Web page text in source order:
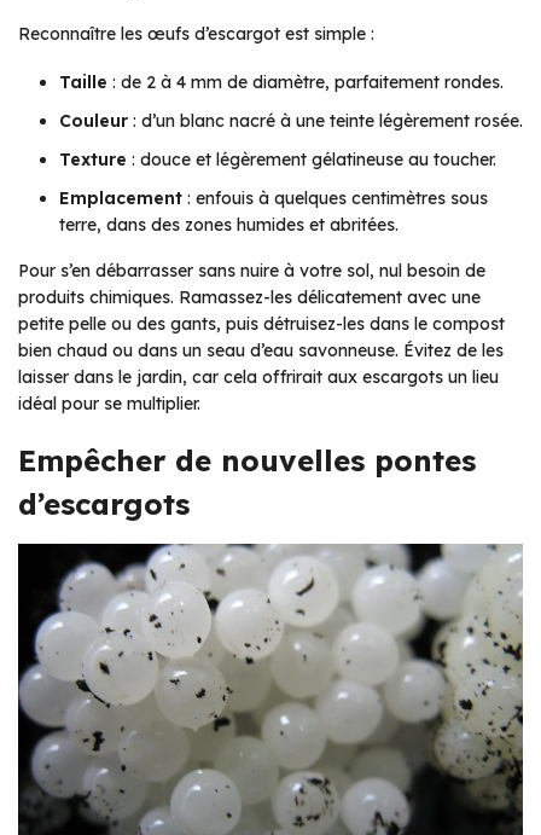
Reconnaître les œufs d’escargot est simple :
Taille : de 2 à 4 mm de diamètre, parfaitement rondes.
Couleur : d’un blanc nacré à une teinte légèrement rosée.
Texture : douce et légèrement gélatineuse au toucher.
Emplacement : enfouis à quelques centimètres sous
terre, dans des zones humides et abritées.
Pour s’en débarrasser sans nuire à votre sol, nul besoin de
produits chimiques. Ramassez-les délicatement avec une
petite pelle ou des gants, puis détruisez-les dans le compost
bien chaud ou dans un seau d’eau savonneuse. Évitez de les
laisser dans le jardin, car cela offrirait aux escargots un lieu
idéal pour se multiplier.
Empêcher de nouvelles pontes
d’escargots